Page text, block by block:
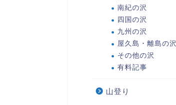
南紀の沢
四国の沢
九州の沢
屋久島・離島の沢
その他の沢
有料記事
山登り